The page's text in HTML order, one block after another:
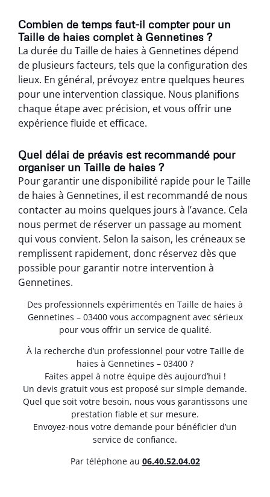
Combien de temps faut-il compter pour un
Taille de haies complet à Gennetines ?
La durée du Taille de haies à Gennetines dépend
de plusieurs facteurs, tels que la configuration des
lieux. En général, prévoyez entre quelques heures
pour une intervention classique. Nous planifions
chaque étape avec précision, et vous offrir une
expérience fluide et efficace.
Quel délai de préavis est recommandé pour
organiser un Taille de haies ?
Pour garantir une disponibilité rapide pour le Taille
de haies à Gennetines, il est recommandé de nous
contacter au moins quelques jours à l’avance. Cela
nous permet de réserver un passage au moment
qui vous convient. Selon la saison, les créneaux se
remplissent rapidement, donc réservez dès que
possible pour garantir notre intervention à
Gennetines.
Des professionnels expérimentés en Taille de haies à
Gennetines – 03400 vous accompagnent avec sérieux
pour vous offrir un service de qualité.
À la recherche d’un professionnel pour votre Taille de
haies à Gennetines – 03400 ?
Faites appel à notre équipe dès aujourd’hui !
Un devis gratuit vous est proposé sur simple demande.
Quel que soit votre besoin, nous vous garantissons une
prestation fiable et sur mesure.
Envoyez-nous votre demande pour bénéficier d’un
service de confiance.
Par téléphone au 06.40.52.04.02